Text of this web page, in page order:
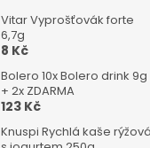
Vitar Vyprošťovák forte
6,7g
8 Kč
Bolero 10x Bolero drink 9g
+ 2x ZDARMA
123 Kč
Knuspi Rychlá kaše rýžová